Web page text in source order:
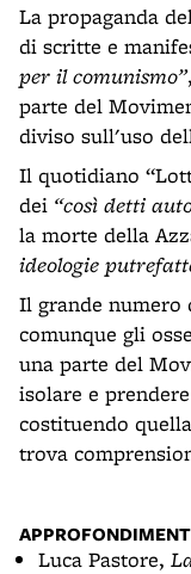
La propaganda
di scritte e
per il comunismo”
parte del
diviso sull'uso
Il quotidiano
dei “così detti
la morte della
ideologie
Il grande numero
comunque gli
una parte del
isolare e
costituendo quella
trova
Luca Pastore,